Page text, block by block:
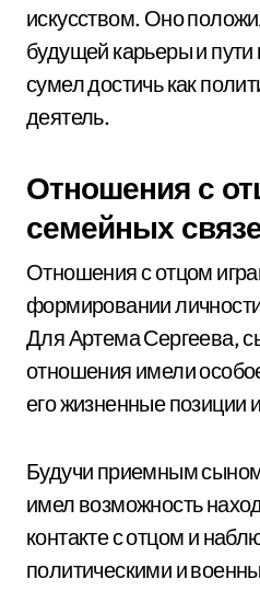
искусством. Оно
будущей карьеры и пути
сумел достичь как
деятель.
Отношения с
семейных
Отношения с отцом
формировании
Для Артема Сергеева,
отношения имели
его жизненные позиции
Будучи приемным
имел возможность
контакте с отцом и
политическими и